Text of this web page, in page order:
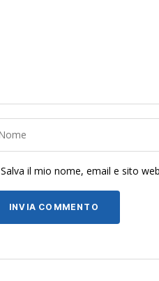
Salva il mio nome, email e sito